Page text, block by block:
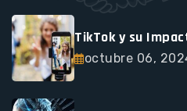
TikTok y su
octubre 06,